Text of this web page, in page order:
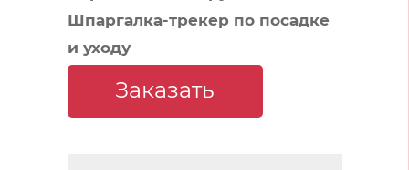
Шпаргалка-трекер по посадке
и уходу
Заказать